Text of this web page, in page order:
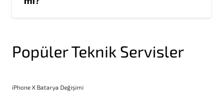
Popüler Teknik Servisler
iPhone X Batarya Değişimi